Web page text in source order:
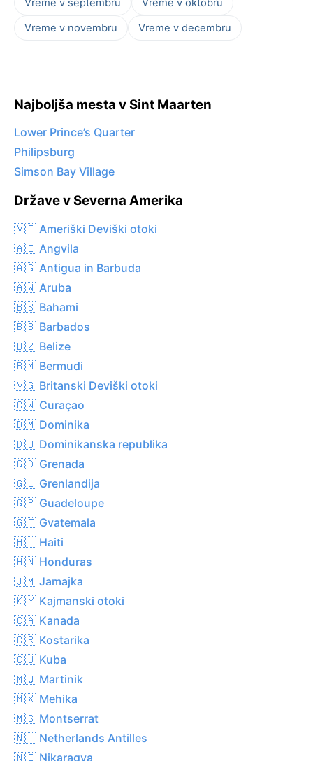
Vreme v septembru
Vreme v oktobru
Vreme v novembru
Vreme v decembru
Najboljša mesta v Sint Maarten
Lower Prince’s Quarter
Philipsburg
Simson Bay Village
Države v Severna Amerika
🇻🇮 Ameriški Deviški otoki
🇦🇮 Angvila
🇦🇬 Antigua in Barbuda
🇦🇼 Aruba
🇧🇸 Bahami
🇧🇧 Barbados
🇧🇿 Belize
🇧🇲 Bermudi
🇻🇬 Britanski Deviški otoki
🇨🇼 Curaçao
🇩🇲 Dominika
🇩🇴 Dominikanska republika
🇬🇩 Grenada
🇬🇱 Grenlandija
🇬🇵 Guadeloupe
🇬🇹 Gvatemala
🇭🇹 Haiti
🇭🇳 Honduras
🇯🇲 Jamajka
🇰🇾 Kajmanski otoki
🇨🇦 Kanada
🇨🇷 Kostarika
🇨🇺 Kuba
🇲🇶 Martinik
🇲🇽 Mehika
🇲🇸 Montserrat
🇳🇱 Netherlands Antilles
🇳🇮 Nikaragva